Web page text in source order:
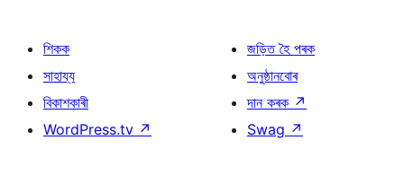
শিকক
সাহায্য
বিকাশকাৰী
WordPress.tv ↗
জড়িত হৈ পৰক
অনুষ্ঠানবোৰ
দান কৰক ↗
Swag ↗